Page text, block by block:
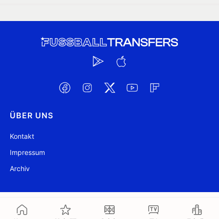
ÜBER UNS
Kontakt
Impressum
Archiv